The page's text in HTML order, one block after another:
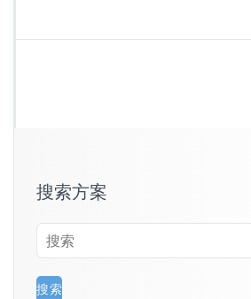
搜索方案